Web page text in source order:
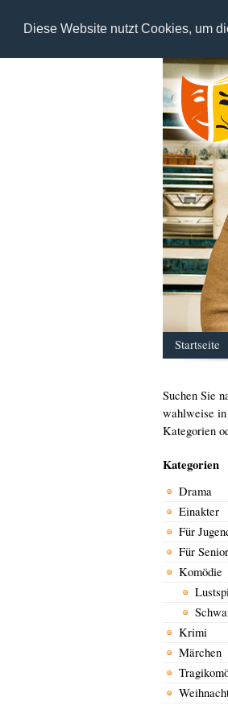
Diese Website nutzt Cookies, um
Startseite
Suchen Sie
wahlweise in
Kategorien
Kategorien
Drama
Einakter
Für
Für
Komödie
Krimi
Märchen